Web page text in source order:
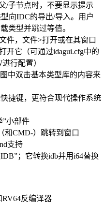
/子节点时，不要显示提示
向IDC的导出/导入。用户
类型并跳过等值。
件，文件>打开或在其窗口
开它（可通过idagui.cfg中的
行配置）
中双击基本类型库的内容来
捷键，更符合现代操作系统
”小部件
和CMD-）跳转到窗口
支持
；它转换idb并用i64替换
RV64反编译器